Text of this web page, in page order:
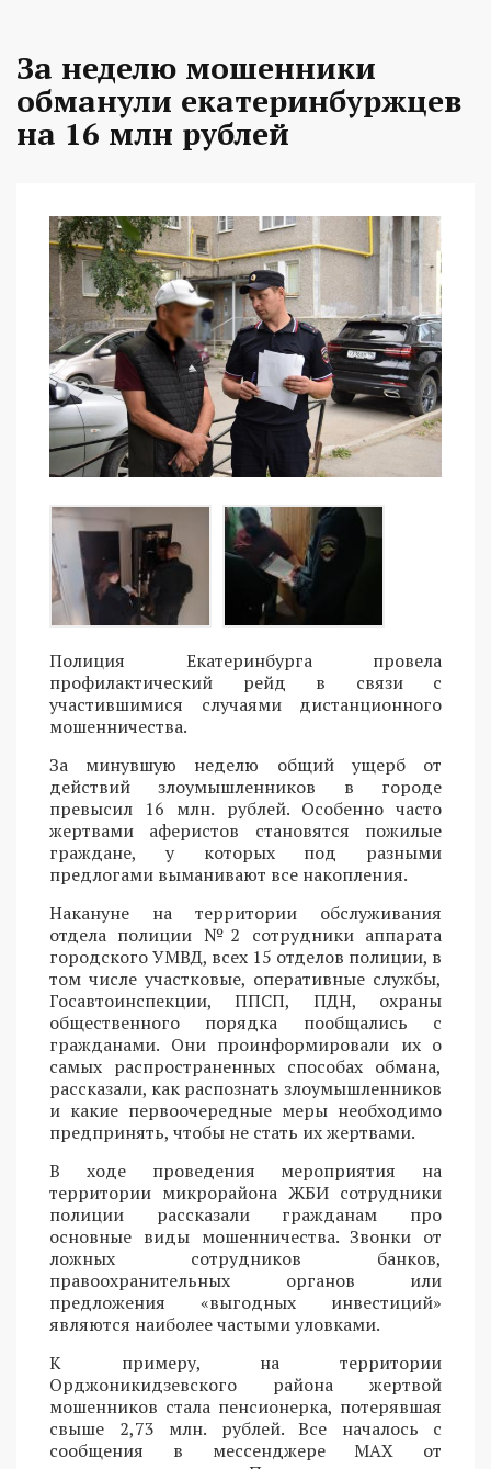
За неделю мошенники
обманули екатеринбуржцев
на 16 млн рублей
Полиция Екатеринбурга провела
профилактический рейд в связи с
участившимися случаями дистанционного
мошенничества.
За минувшую неделю общий ущерб от
действий злоумышленников в городе
превысил 16 млн. рублей. Особенно часто
жертвами аферистов становятся пожилые
граждане, у которых под разными
предлогами выманивают все накопления.
Накануне на территории обслуживания
отдела полиции №2 сотрудники аппарата
городского УМВД, всех 15 отделов полиции, в
том числе участковые, оперативные службы,
Госавтоинспекции, ППСП, ПДН, охраны
общественного порядка пообщались с
гражданами. Они проинформировали их о
самых распространенных способах обмана,
рассказали, как распознать злоумышленников
и какие первоочередные меры необходимо
предпринять, чтобы не стать их жертвами.
В ходе проведения мероприятия на
территории микрорайона ЖБИ сотрудники
полиции рассказали гражданам про
основные виды мошенничества. Звонки от
ложных сотрудников банков,
правоохранительных органов или
предложения «выгодных инвестиций»
являются наиболее частыми уловками.
К примеру, на территории
Орджоникидзевского района жертвой
мошенников стала пенсионерка, потерявшая
свыше 2,73 млн. рублей. Все началось с
сообщения в мессенджере MAX от